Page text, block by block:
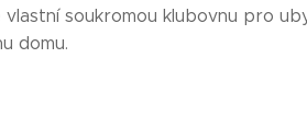
vlastní soukromou klubovnu pro
domu.